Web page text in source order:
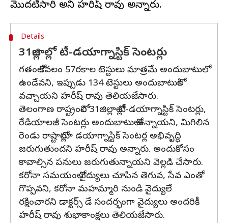
Details
31జిల్లాల్లో టీ-డయాగ్నాస్టిక్ సెంటర్లు
గతంలో కేవలం 57రకాల టెస్టులు మాత్రమే అందుబాటులో
ఉండేవని, ఇప్పుడు 134 టెస్టులు అందుబాటులోకి
వచ్చాయని హరీష్ రావు తెలియజేసారు.
తెలంగాణ రాష్ట్రంలోని 31జిల్లాల్లో టీ-డయాగ్నాస్టిక్ సెంటర్లు,
రేడియాలజీ సెంటర్లు అందుబాటులో ఉన్నాయని, మిగిలిన
రెండు రాష్టాల్లోనూ డయాగ్నాస్టిక్ సెంటర్ల అభివృద్ధి
జరుగుతుందని హరీష్ రావు అన్నారు. అందుకోసం
కావాల్సిన పనులు జరుగుతున్నాయని వెల్లడి చేసారు.
కరోనా సమయంలో వైద్యులు చూపిన తెగువ, సేవ ఎంతో
గొప్పవని, కరోనా మహమ్మారి నుండి వైద్యులే
రక్షించారని డాక్టర్స్ డే సందర్భంగా వైద్యులు అందరికీ
హరీష్ రావు శుభాకాంక్షలు తెలియజేసారు.